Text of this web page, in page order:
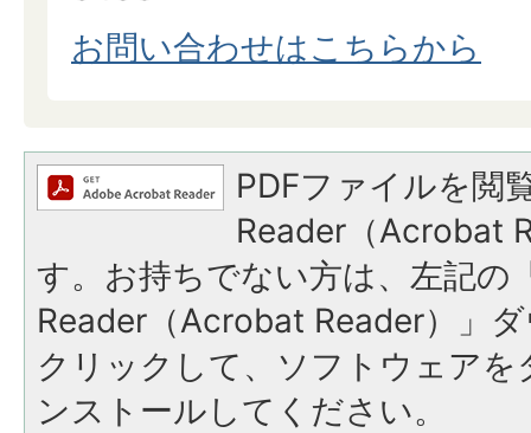
お問い合わせはこちらから
PDFファイルを閲
Reader（Acrobat
す。お持ちでない方は、左記の
Reader（Acrobat Reader）」
クリックして、ソフトウェア
ンストールしてください。